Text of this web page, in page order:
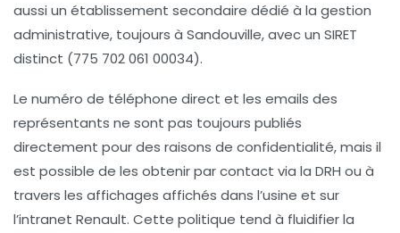
aussi un établissement secondaire dédié à la gestion
administrative, toujours à Sandouville, avec un SIRET
distinct (775 702 061 00034).
Le numéro de téléphone direct et les emails des
représentants ne sont pas toujours publiés
directement pour des raisons de confidentialité, mais il
est possible de les obtenir par contact via la DRH ou à
travers les affichages affichés dans l’usine et sur
l’intranet Renault. Cette politique tend à fluidifier la